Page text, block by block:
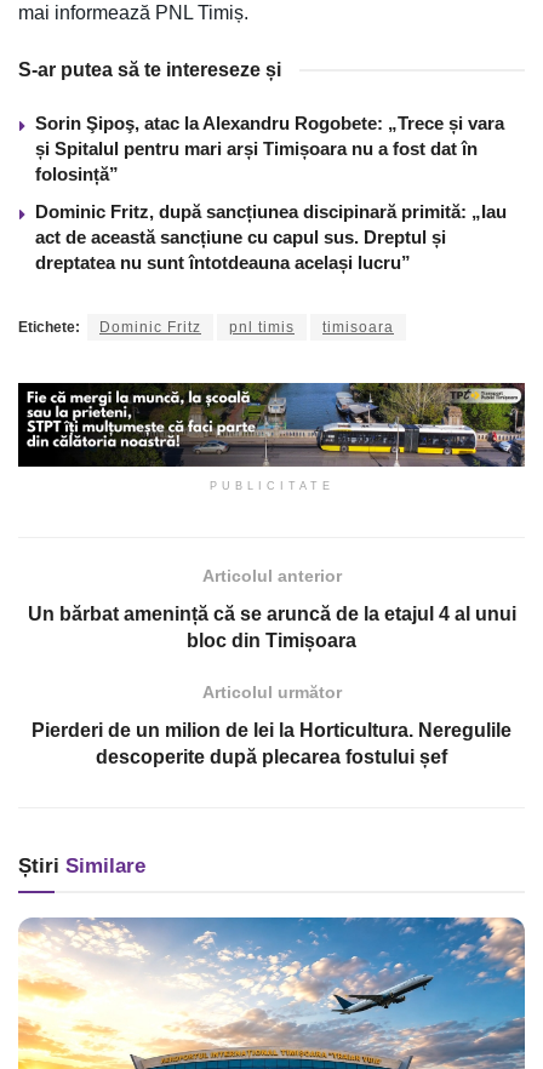
mai informează PNL Timiș.
S-ar putea să te intereseze și
Sorin Şipoş, atac la Alexandru Rogobete: „Trece și vara
și Spitalul pentru mari arși Timișoara nu a fost dat în
folosință”
Dominic Fritz, după sancțiunea discipinară primită: „Iau
act de această sancțiune cu capul sus. Dreptul și
dreptatea nu sunt întotdeauna același lucru”
Etichete: Dominic Fritz pnl timis timisoara
PUBLICITATE
Articolul anterior
Un bărbat amenință că se aruncă de la etajul 4 al unui
bloc din Timișoara
Articolul următor
Pierderi de un milion de lei la Horticultura. Neregulile
descoperite după plecarea fostului șef
Știri Similare